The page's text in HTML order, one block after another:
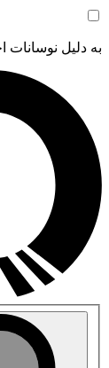
به دلیل نوسانات